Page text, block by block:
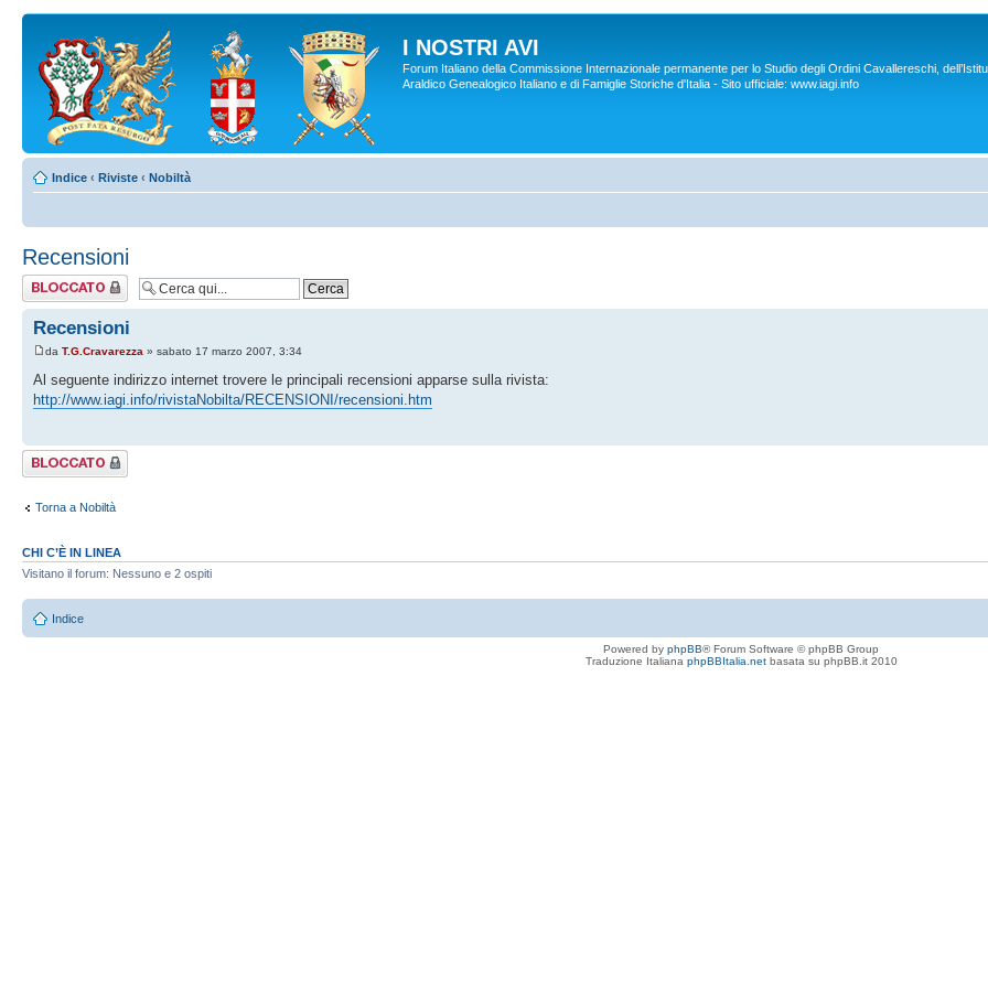
I NOSTRI AVI
Forum Italiano della Commissione Internazionale permanente per lo Studio degli Ordini Cavallereschi,
Araldico Genealogico Italiano e di Famiglie Storiche d'Italia - Sito ufficiale: www.iagi.info
Indice ‹ Riviste ‹ Nobiltà
Recensioni
Argomento
bloccato
Recensioni
da T.G.Cravarezza » sabato 17 marzo 2007, 3:34
Al seguente indirizzo internet trovere le principali recensioni apparse sulla rivista:
http://www.iagi.info/rivistaNobilta/RECENSIONI/recensioni.htm
Argomento
bloccato
Torna a Nobiltà
CHI C’È IN LINEA
Visitano il forum: Nessuno e 2 ospiti
Indice
Powered by phpBB® Forum Software © phpBB Group
Traduzione Italiana phpBBItalia.netbasata su phpBB.it 2010